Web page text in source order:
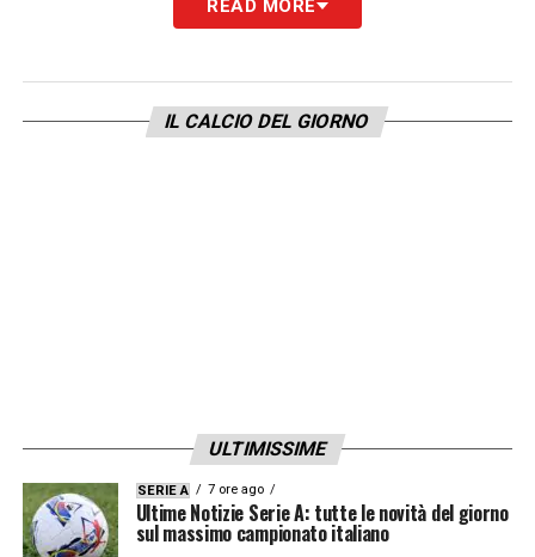
preannuncia ricca di aspettative.
LA PLAYLIST DELLE NOSTRE TOP NEWS
READ MORE
IL CALCIO DEL GIORNO
ULTIMISSIME
SERIE A 7 ore ago
Ultime Notizie Serie A: tutte le novità del giorno
sul massimo campionato italiano